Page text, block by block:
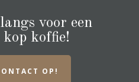
voor een
koffie!
OP!